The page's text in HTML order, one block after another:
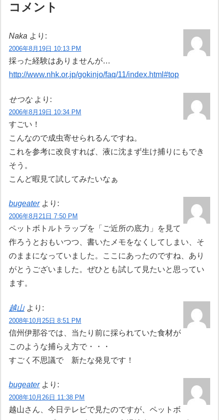
コメント
Naka より:
2006年8月19日 10:13 PM
採った経験はありませんが…
http://www.nhk.or.jp/gokinjo/faq/11/index.html#top
せつな より:
2006年8月19日 10:34 PM
すごい！
こんなので成虫寄せられるんですね。
これを参考に改良すれば、液に沈まず生け捕りにもでき
そう。
こんど暇見て試してみたいなぁ
bugeater より:
2006年8月21日 7:50 PM
ペットボトルトラップを「ご近所の底力」を見て
作ろうとおもいつつ、書いたメモをなくしてしまい、そ
のままになっていました。ここにあったのですね、あり
がとうございました。ぜひとも試して見たいと思ってい
ます。
越山 より:
2008年10月25日 8:51 PM
信州伊那谷では、当たり前に採られていた食材が
このような捕らえ方で・・・
すごく不思議で 新たな発見です！
bugeater より:
2008年10月26日 11:38 PM
越山さん、今日テレビで見たのですが、ペットボ